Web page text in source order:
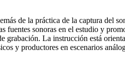
de la práctica de la captura del
fuentes sonoras en el estudio y
grabación. La instrucción está
y productores en escenarios